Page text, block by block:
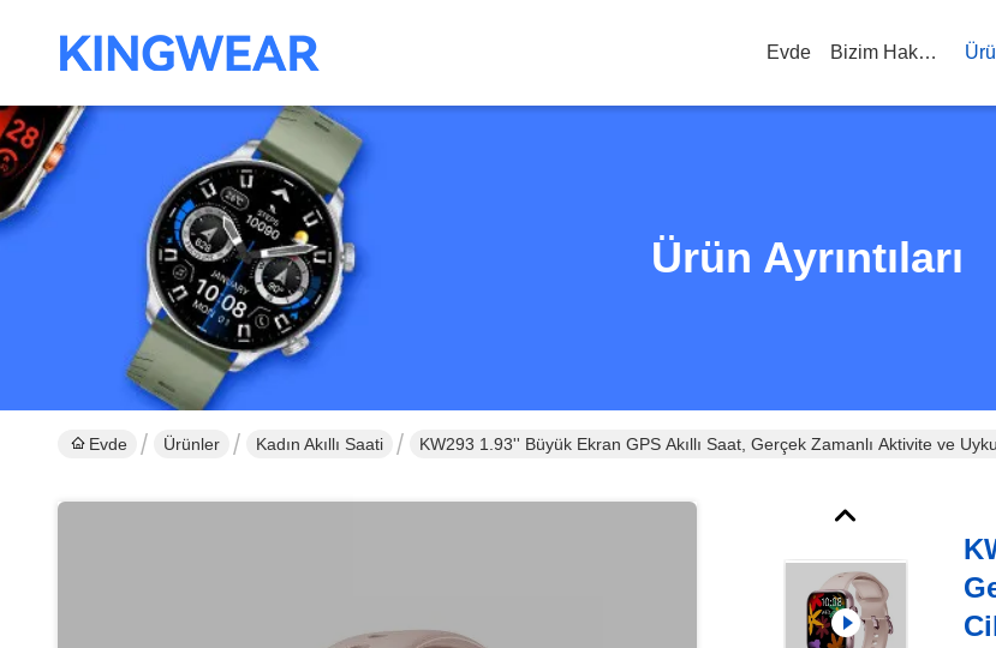
Evde Bizim Hakkımızda
Ürün Ayrıntıları
Evde Ürünler Kadın Akıllı Saati KW293 1.93'' Büyük Ekran GPS Akıllı Saat, Gerçek Zamanlı Aktivite ve